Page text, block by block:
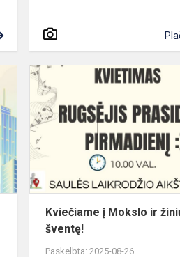
Šiaulių
miesto
gimtadienį
švęskime
aktyviai!
Kviečiame į Mokslo ir
šventę!
Paskelbta: 2025-08-26